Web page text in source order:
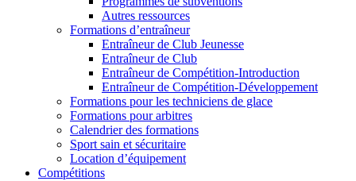
Autres ressources
Formations d’entraîneur
Entraîneur de Club Jeunesse
Entraîneur de Club
Entraîneur de Compétition-Introduction
Entraîneur de Compétition-Développement
Formations pour les techniciens de glace
Formations pour arbitres
Calendrier des formations
Sport sain et sécuritaire
Location d’équipement
Compétitions